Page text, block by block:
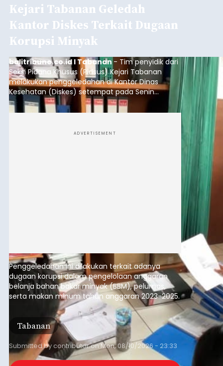
Kejari Tabanan Geledah
Kantor Diskes Terkait Dugaan
Korupsi Minyak
balitribune.co.id I Tabanan - Tim penyidik dari
Seksi Pidana Khusus (Pidsus) Kejari Tabanan
melakukan penggeledahan di Kantor Dinas
Kesehatan (Diskes) setempat pada Senin
(10/8/2026).
ADVERTISEMENT
Penggeledahan ini dilakukan terkait adanya
dugaan korupsi dalam pengelolaan anggaran
belanja bahan bakar minyak (BBM), pelumas,
serta makan minum tahun anggaran 2023-2025.
Tabanan
Submitted bycontributoronMon, 08/10/2026 - 23:33